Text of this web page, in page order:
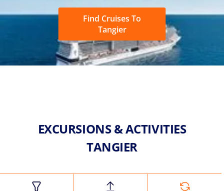
Find Cruises To
Tangier
EXCURSIONS & ACTIVITIES
TANGIER